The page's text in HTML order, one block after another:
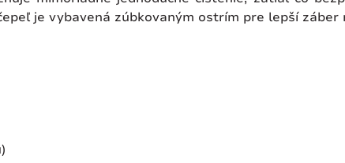
je vybavená zúbkovaným ostrím pre lepší záber